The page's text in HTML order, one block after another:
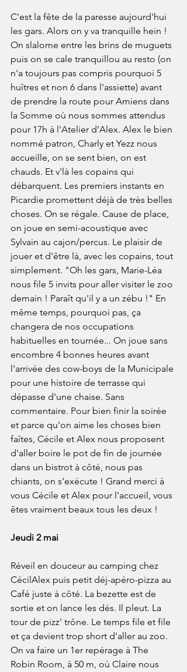
C'est la fête de la paresse aujourd'hui
les gars. Alors on y va tranquille hein !
On slalome entre les brins de muguets
puis on se cale tranquillou au resto (on
n'a toujours pas compris pourquoi 5
huîtres et non 6 dans l'assiette) avant
de prendre la route pour Amiens dans
la Somme où nous sommes attendus
pour 17h à l'Atelier d'Alex. Alex le bien
nommé patron, Charly et Yezz nous
accueille, on se sent bien, on est
chauds. Et v'là les copains qui
débarquent. Les premiers instants en
Picardie promettent déjà de très belles
choses. On se régale. Cause de place,
on joue en semi-acoustique avec
Sylvain au cajon/percus. Le plaisir de
jouer et d'être là, avec les copains, tout
simplement. "Oh les gars, Marie-Léa
nous file 5 invits pour aller visiter le zoo
demain ! Paraît qu'il y a un zébu !" En
même temps, pourquoi pas, ça
changera de nos occupations
habituelles en tournée... On joue sans
encombre 4 bonnes heures avant
l'arrivée des cow-boys de la Municipale
pour une histoire de terrasse qui
dépasse d'une chaise. Sans
commentaire. Pour bien finir la soirée
et parce qu'on aime les choses bien
faîtes, Cécile et Alex nous proposent
d'aller boire le pot de fin de journée
dans un bistrot à côté, nous pas
chiants, on s’exécute ! Grand merci à
vous Cécile et Alex pour l'accueil, vous
êtes vraiment beaux tous les deux !
Jeudi 2 mai
Réveil en douceur au camping chez
CécilAlex puis petit déj-apéro-pizza au
Café juste à côté. La bezette est de
sortie et on lance les dés. Il pleut. La
tour de pizz' trône. Le temps file et file
et ça devient trop short d'aller au zoo.
On va faire un 1er repérage à The
Robin Room, à 50 m, où Claire nous